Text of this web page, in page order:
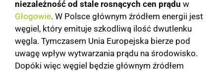
niezależność od stale rosnących cen prądu w
Głogowie. W Polsce głównym źródłem energii jest
węgiel, który emituje szkodliwą ilość dwutlenku
węgla. Tymczasem Unia Europejska bierze pod
uwagę wpływ wytwarzania prądu na środowisko.
Dopóki więc węgiel będzie głównym źródłem